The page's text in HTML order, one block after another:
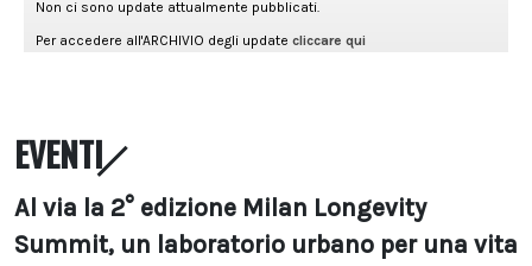
EVENTI
Al via la 2° edizione Milan Longevity
Summit, un laboratorio urbano per una vita